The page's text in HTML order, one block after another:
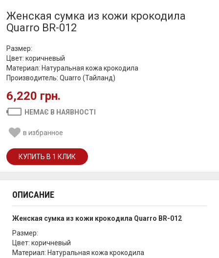
Женская сумка из кожи крокодила
Quarro BR-012
Размер:
Цвет: коричневый
Материал: Натуральная кожа крокодила
Производитель: Quarro (Тайланд)
6,220 грн.
НЕМАЄ В НАЯВНОСТІ
в избранное
ОПИСАНИЕ
Женская сумка из кожи крокодила Quarro BR-012
Размер:
Цвет: коричневый
Материал: Натуральная кожа крокодила